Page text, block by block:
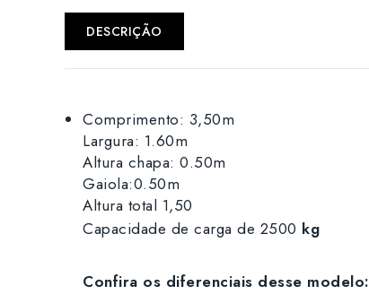
DESCRIÇÃO
Comprimento: 3,50m
Largura: 1.60m
Altura chapa: 0.50m
Gaiola:0.50m
Altura total 1,50
Capacidade de carga de 2500 kg
Confira os diferenciais desse modelo: